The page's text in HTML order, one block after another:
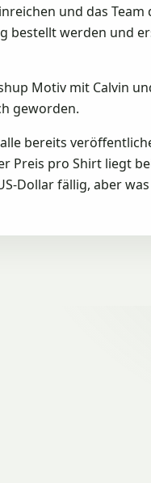
und das
bestellt werden und
Motiv mit Calvin
geworden.
bereits
Preis pro Shirt liegt
Dollar fällig, aber